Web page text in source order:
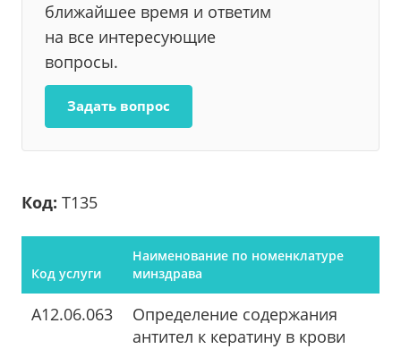
ближайшее время и ответим
на все интересующие
вопросы.
Задать вопрос
Код: Т135
Код услуги
Наименование по номенклатуре
минздрава
A12.06.063
Определение содержания
антител к кератину в крови